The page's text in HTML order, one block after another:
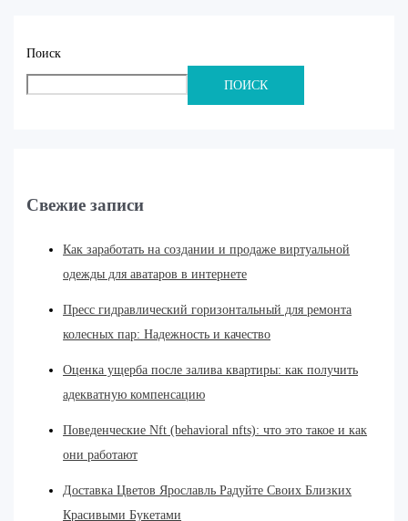
Поиск
ПОИСК
Свежие записи
Как заработать на создании и продаже виртуальной
одежды для аватаров в интернете
Пресс гидравлический горизонтальный для ремонта
колесных пар: Надежность и качество
Оценка ущерба после залива квартиры: как получить
адекватную компенсацию
Поведенческие Nft (behavioral nfts): что это такое и как
они работают
Доставка Цветов Ярославль Радуйте Своих Близких
Красивыми Букетами